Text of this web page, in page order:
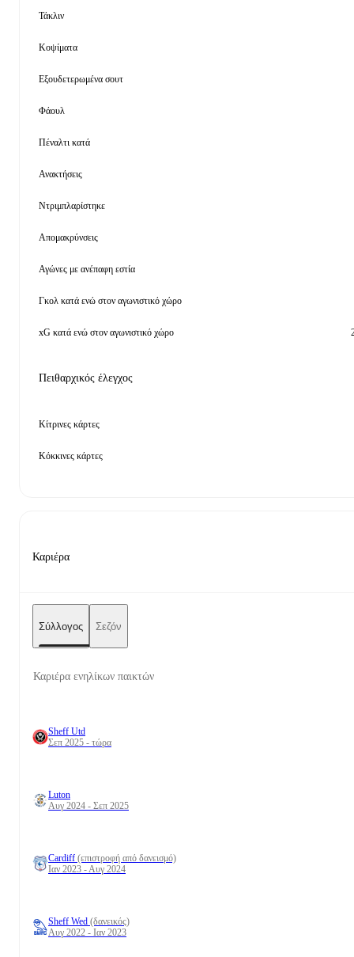
Τάκλιν
Κοψίματα
Εξουδετερωμένα σουτ
Φάουλ
Πέναλτι κατά
Ανακτήσεις
Ντριμπλαρίστηκε
Απομακρύνσεις
Αγώνες με ανέπαφη εστία
Γκολ κατά ενώ στον αγωνιστικό χώρο
xG κατά ενώ στον αγωνιστικό χώρο
Πειθαρχικός έλεγχος
Κίτρινες κάρτες
Κόκκινες κάρτες
Καριέρα
Σύλλογος Σεζόν
Καριέρα ενηλίκων παικτών
Sheff Utd
Σεπ 2025 - τώρα
Luton
Αυγ 2024 - Σεπ 2025
Cardiff (επιστροφή από δανεισμό)
Ιαν 2023 - Αυγ 2024
Sheff Wed (δανεικός)
Αυγ 2022 - Ιαν 2023